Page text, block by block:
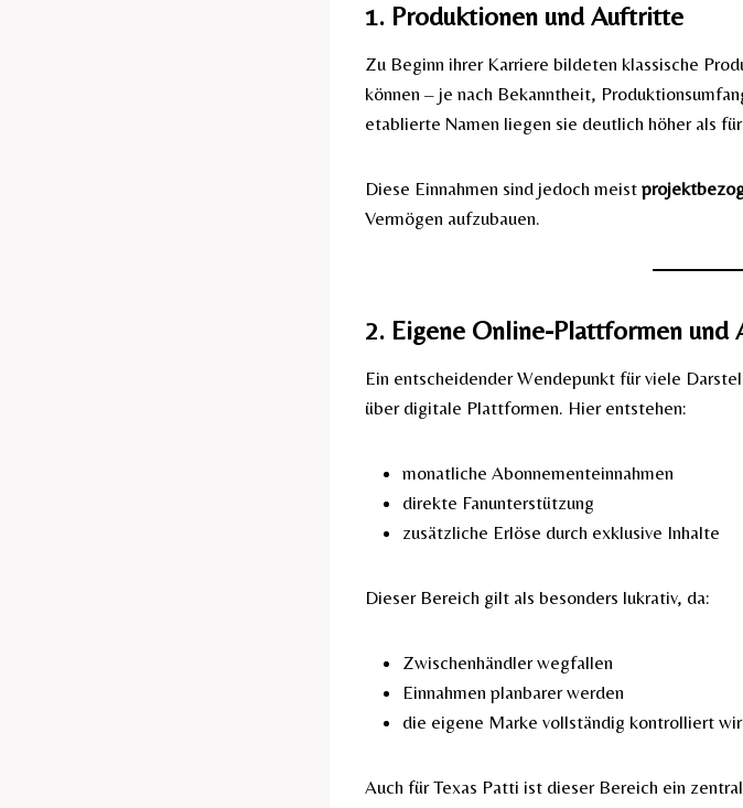
1. Produktionen und Auftritte
Zu Beginn ihrer Karriere bildeten klassische
können – je nach Bekanntheit,
etablierte Namen liegen sie deutlich höher als
Diese Einnahmen sind jedoch meist
Vermögen aufzubauen.
2. Eigene Online-Plattformen und
Ein entscheidender Wendepunkt für viele
über digitale Plattformen. Hier entstehen:
monatliche Abonnementeinnahmen
direkte Fanunterstützung
zusätzliche Erlöse durch exklusive Inhalte
Dieser Bereich gilt als besonders lukrativ, da:
Zwischenhändler wegfallen
Einnahmen planbarer werden
die eigene Marke vollständig kontrolliert
Auch für Texas Patti ist dieser Bereich ein